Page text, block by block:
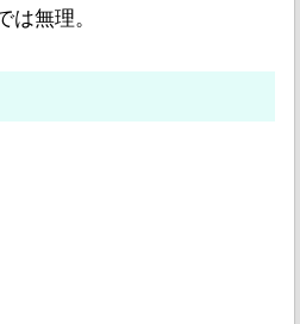
は無理。